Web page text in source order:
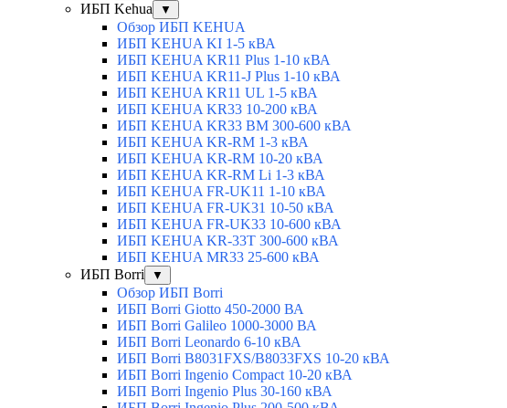
ИБП Kehua ▼
Обзор ИБП KEHUA
ИБП KEHUA KI 1-5 кВА
ИБП KEHUA KR11 Plus 1-10 кВА
ИБП KEHUA KR11-J Plus 1-10 кВА
ИБП KEHUA KR11 UL 1-5 кВА
ИБП KEHUA KR33 10-200 кВА
ИБП KEHUA KR33 BM 300-600 кВА
ИБП KEHUA KR-RM 1-3 кВА
ИБП KEHUA KR-RM 10-20 кВА
ИБП KEHUA KR-RM Li 1-3 кВА
ИБП KEHUA FR-UK11 1-10 кВА
ИБП KEHUA FR-UK31 10-50 кВА
ИБП KEHUA FR-UK33 10-600 кВА
ИБП KEHUA KR-33T 300-600 кВА
ИБП KEHUA MR33 25-600 кВА
ИБП Borri
▼
Обзор ИБП Borri
ИБП Borri Giotto 450-2000 ВА
ИБП Borri Galileo 1000-3000 ВА
ИБП Borri Leonardo 6-10 кВА
ИБП Borri B8031FXS/B8033FXS 10-20 кВА
ИБП Borri Ingenio Compact 10-20 кВА
ИБП Borri Ingenio Plus 30-160 кВА